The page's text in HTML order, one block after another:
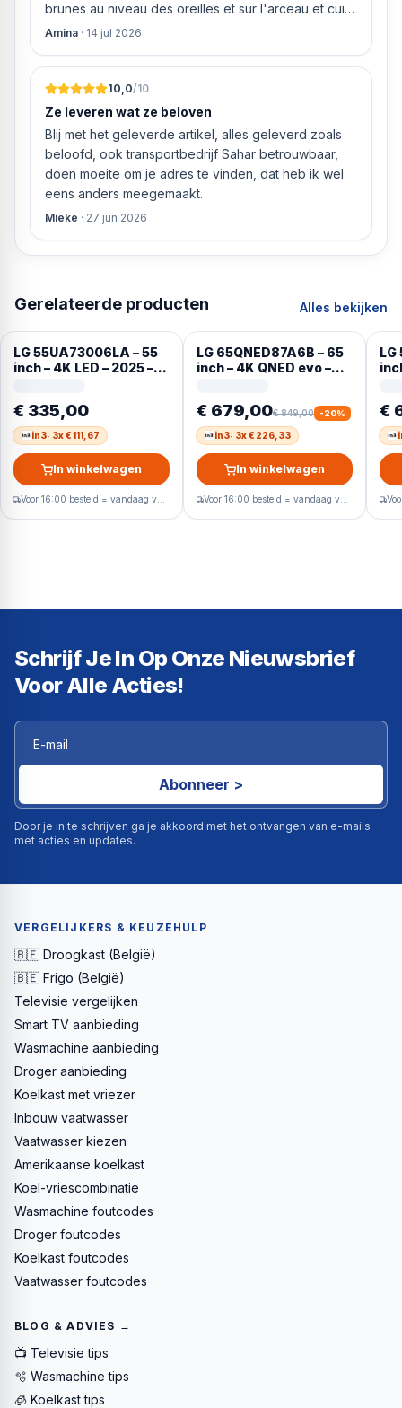
brunes au niveau des oreilles et sur l'arceau et cuir
qui est craquelé ! Les coussins sont eux « dégonflés
Amina · 14 jul 2026
10,0/10
Ze leveren wat ze beloven
Blij met het geleverde artikel, alles geleverd zoals
beloofd, ook transportbedrijf Sahar betrouwbaar,
doen moeite om je adres te vinden, dat heb ik wel
eens anders meegemaakt.
Mieke · 27 jun 2026
Gerelateerde producten Alles bekijken
LG 55UA73006LA – 55
inch – 4K LED – 2025 –
€ 335,00
in3: 3x € 111,67
In winkelwagen
LG 65QNED87A6B – 65
inch – 4K QNED evo –
€ 679,00€ 849,00 -20%
in3: 3x € 226,33
In winkelwagen
LG
€
Schrijf Je In Op Onze Nieuwsbrief
Voor Alle Acties!
Abonneer >
Door je in te schrijven ga je akkoord met het ontvangen van e-mails
met acties en updates.
VERGELIJKERS & KEUZEHULP
🇧🇪 Droogkast (België)
🇧🇪 Frigo (België)
Televisie vergelijken
Smart TV aanbieding
Wasmachine aanbieding
Droger aanbieding
Koelkast met vriezer
Inbouw vaatwasser
Vaatwasser kiezen
Amerikaanse koelkast
Koel-vriescombinatie
Wasmachine foutcodes
Droger foutcodes
Koelkast foutcodes
Vaatwasser foutcodes
BLOG & ADVIES →
📺 Televisie tips
🫧 Wasmachine tips
🧊 Koelkast tips